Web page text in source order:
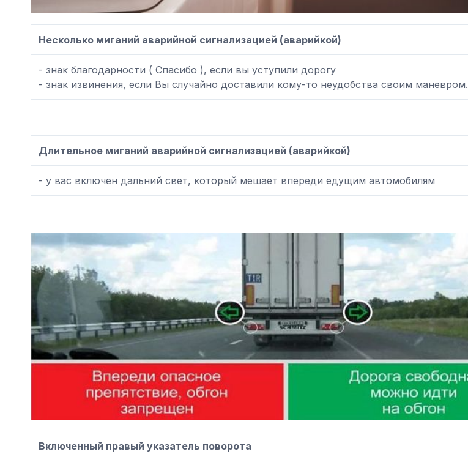
Несколько миганий аварийной сигнализацией (аварийкой)
- знак благодарности ( Спасибо ), если вы уступили дорогу
- знак извинения, если Вы случайно доставили кому-то неудобства своим маневром.
Длительное миганий аварийной сигнализацией (аварийкой)
- у вас включен дальний свет, который мешает впереди едущим автомобилям
Включенный правый указатель поворота